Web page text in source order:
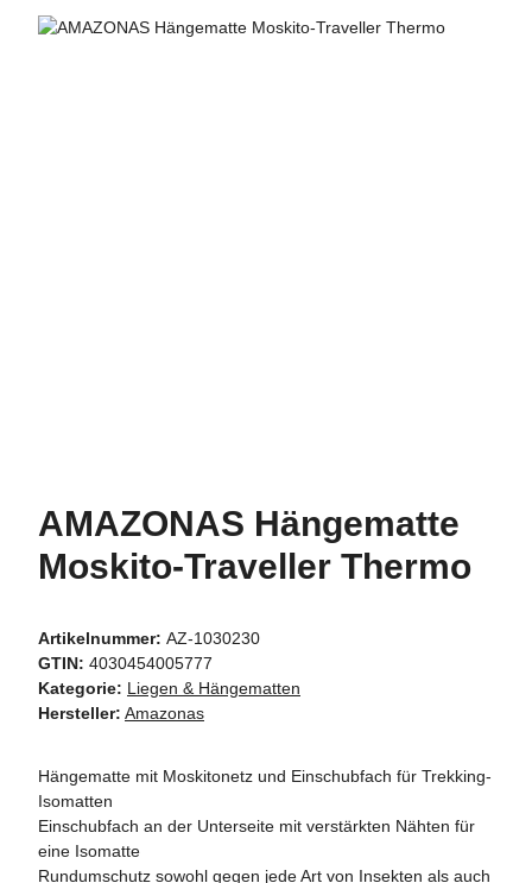
AMAZONAS Hängematte
Moskito-Traveller Thermo
Artikelnummer: AZ-1030230
GTIN: 4030454005777
Kategorie: Liegen & Hängematten
Hersteller: Amazonas
Hängematte mit Moskitonetz und Einschubfach für Trekking-
Isomatten
Einschubfach an der Unterseite mit verstärkten Nähten für
eine Isomatte
Rundumschutz sowohl gegen jede Art von Insekten als auch